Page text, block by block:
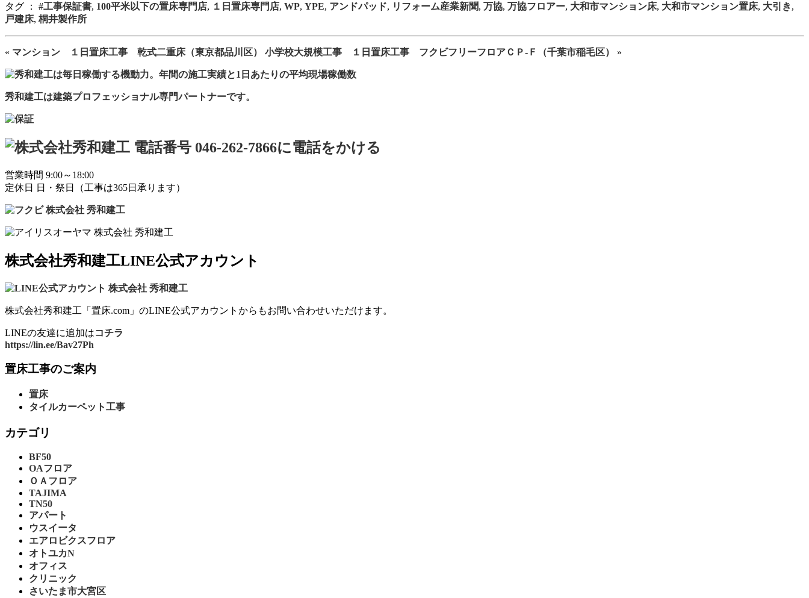
タグ ： #工事保証書, 100平米以下の置床専門店, １日置床専門店, WP, YPE, アンドパッド, リフォーム産業新聞, 万協, 万協フロアー, 大和市マンション床, 大和市マンション置床, 大引き,
戸建床, 桐井製作所
« マンション １日置床工事 乾式二重床（東京都品川区） 小学校大規模工事 １日置床工事 フクビフリーフロアＣＰ-Ｆ（千葉市稲毛区） »
秀和建工は建築プロフェッショナル専門パートナーです。
営業時間 9:00～18:00
定休日 日・祭日（工事は365日承ります）
株式会社秀和建工LINE公式アカウント
株式会社秀和建工「置床.com」のLINE公式アカウントからもお問い合わせいただけます。
LINEの友達に追加はコチラ
https://lin.ee/Bav27Ph
置床工事のご案内
置床
タイルカーペット工事
カテゴリ
BF50
OAフロア
ＯＡフロア
TAJIMA
TN50
アパート
ウスイータ
エアロビクスフロア
オトユカN
オフィス
クリニック
さいたま市大宮区